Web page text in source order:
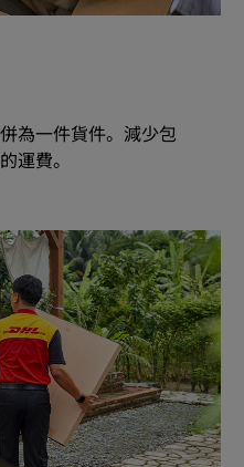
為一件貨件。減少包
運費。